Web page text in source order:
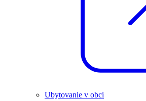
Ubytovanie v obci